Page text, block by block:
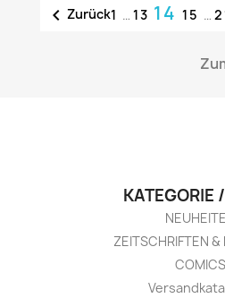
 Zurück1 … 13 14 15 …
KATEGORIE
ZEITSCHRIFTEN &
COMICS